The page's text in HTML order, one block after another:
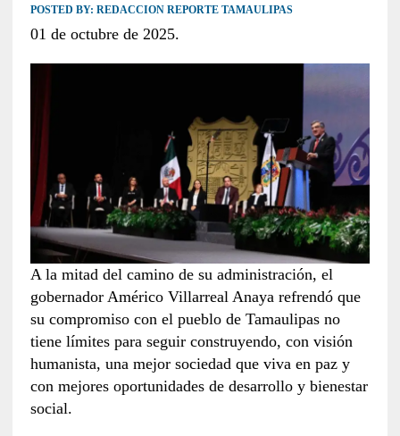
POSTED BY: REDACCION REPORTE TAMAULIPAS
01 de octubre de 2025.
A la mitad del camino de su administración, el
gobernador Américo Villarreal Anaya refrendó que
su compromiso con el pueblo de Tamaulipas no
tiene límites para seguir construyendo, con visión
humanista, una mejor sociedad que viva en paz y
con mejores oportunidades de desarrollo y bienestar
social.